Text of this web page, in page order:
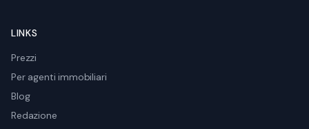
LINKS
Prezzi
Per agenti immobiliari
Blog
Redazione